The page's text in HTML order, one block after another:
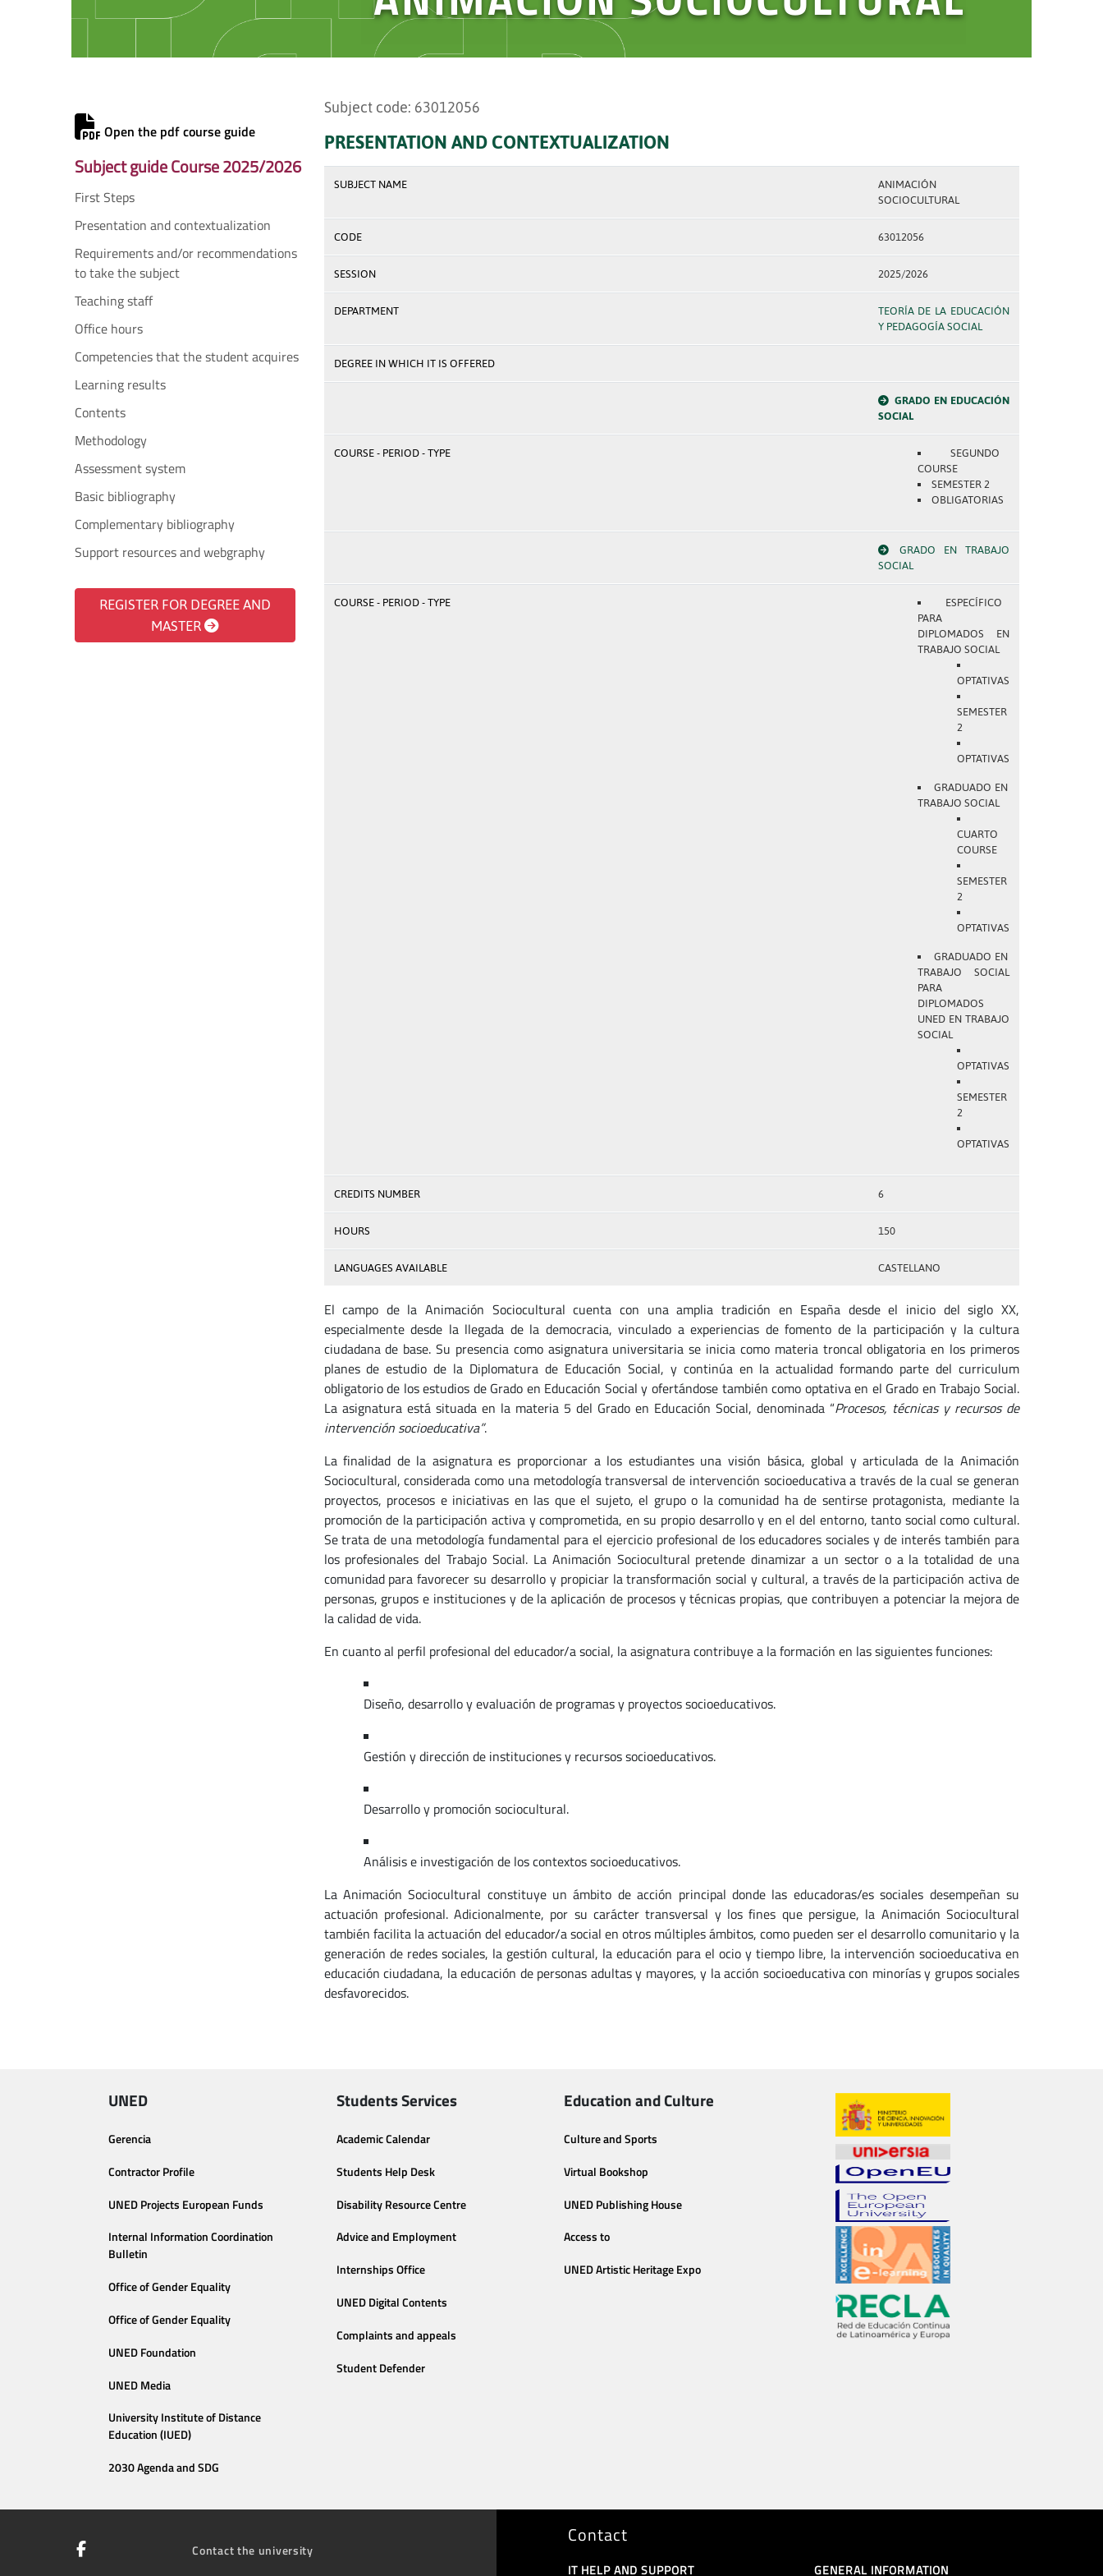
Open the pdf course guide
Subject guide Course 2025/2026
First Steps
Presentation and contextualization
Requirements and/or recommendations
to take the subject
Teaching staff
Office hours
Competencies that the student acquires
Learning results
Contents
Methodology
Assessment system
Basic bibliography
Complementary bibliography
Support resources and webgraphy
REGISTER FOR DEGREE AND
MASTER
Subject code: 63012056
PRESENTATION AND CONTEXTUALIZATION
SUBJECT NAME
ANIMACIÓN
SOCIOCULTURAL
CODE 63012056
SESSION 2025/2026
DEPARTMENT
TEORÍA DE LA EDUCACIÓN
Y PEDAGOGÍA SOCIAL
DEGREE IN WHICH IT IS OFFERED
GRADO EN EDUCACIÓN
SOCIAL
COURSE - PERIOD - TYPE
SEGUNDO
COURSE
SEMESTER 2
OBLIGATORIAS
GRADO EN TRABAJO
SOCIAL
COURSE - PERIOD - TYPE
ESPECÍFICO
PARA
DIPLOMADOS EN
TRABAJO SOCIAL
OPTATIVAS
SEMESTER
2
OPTATIVAS
GRADUADO EN
TRABAJO SOCIAL
CUARTO
COURSE
SEMESTER
2
OPTATIVAS
GRADUADO EN
TRABAJO SOCIAL
PARA
DIPLOMADOS
UNED EN TRABAJO
SOCIAL
OPTATIVAS
SEMESTER
2
OPTATIVAS
CREDITS NUMBER 6
HOURS 150
LANGUAGES AVAILABLE CASTELLANO
El campo de la Animación Sociocultural cuenta con una amplia tradición en España desde el inicio del siglo XX,
especialmente desde la llegada de la democracia, vinculado a experiencias de fomento de la participación y la cultura
ciudadana de base. Su presencia como asignatura universitaria se inicia como materia troncal obligatoria en los primeros
planes de estudio de la Diplomatura de Educación Social, y continúa en la actualidad formando parte del curriculum
obligatorio de los estudios de Grado en Educación Social y ofertándose también como optativa en el Grado en Trabajo Social.
La asignatura está situada en la materia 5 del Grado en Educación Social, denominada “Procesos, técnicas y recursos de
intervención socioeducativa”.
La finalidad de la asignatura es proporcionar a los estudiantes una visión básica, global y articulada de la Animación
Sociocultural, considerada como una metodología transversal de intervención socioeducativa a través de la cual se generan
proyectos, procesos e iniciativas en las que el sujeto, el grupo o la comunidad ha de sentirse protagonista, mediante la
promoción de la participación activa y comprometida, en su propio desarrollo y en el del entorno, tanto social como cultural.
Se trata de una metodología fundamental para el ejercicio profesional de los educadores sociales y de interés también para
los profesionales del Trabajo Social. La Animación Sociocultural pretende dinamizar a un sector o a la totalidad de una
comunidad para favorecer su desarrollo y propiciar la transformación social y cultural, a través de la participación activa de
personas, grupos e instituciones y de la aplicación de procesos y técnicas propias, que contribuyen a potenciar la mejora de
la calidad de vida.
En cuanto al perfil profesional del educador/a social, la asignatura contribuye a la formación en las siguientes funciones:
Diseño, desarrollo y evaluación de programas y proyectos socioeducativos.
Gestión y dirección de instituciones y recursos socioeducativos.
Desarrollo y promoción sociocultural.
Análisis e investigación de los contextos socioeducativos.
La Animación Sociocultural constituye un ámbito de acción principal donde las educadoras/es sociales desempeñan su
actuación profesional. Adicionalmente, por su carácter transversal y los fines que persigue, la Animación Sociocultural
también facilita la actuación del educador/a social en otros múltiples ámbitos, como pueden ser el desarrollo comunitario y la
generación de redes sociales, la gestión cultural, la educación para el ocio y tiempo libre, la intervención socioeducativa en
educación ciudadana, la educación de personas adultas y mayores, y la acción socioeducativa con minorías y grupos sociales
desfavorecidos.
UNED
Gerencia
Contractor Profile
UNED Projects European Funds
Internal Information Coordination
Bulletin
Office of Gender Equality
Office of Gender Equality
UNED Foundation
UNED Media
University Institute of Distance
Education (IUED)
2030 Agenda and SDG
Students Services
Academic Calendar
Students Help Desk
Disability Resource Centre
Advice and Employment
Internships Office
UNED Digital Contents
Complaints and appeals
Student Defender
Education and Culture
Culture and Sports
Virtual Bookshop
UNED Publishing House
Access to
UNED Artistic Heritage Expo
Contact the university
Contact
IT HELP AND SUPPORT GENERAL INFORMATION